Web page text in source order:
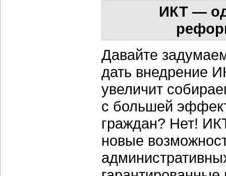
ИКТ —
Давайте
дать внедрение
увеличит
с большей
граждан? Нет!
новые